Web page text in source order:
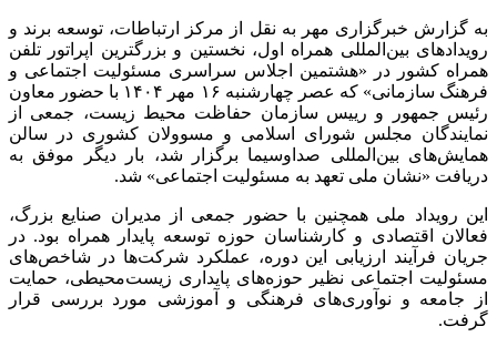
به گزارش خبرگزاری مهر به نقل از مرکز ارتباطات، توسعه برند و
رویدادهای بین‌المللی همراه اول، نخستین و بزرگترین اپراتور تلفن
همراه کشور در «هشتمین اجلاس سراسری مسئولیت اجتماعی و
فرهنگ سازمانی» که عصر چهارشنبه ۱۶ مهر ۱۴۰۴ با حضور معاون
رئیس جمهور و رییس سازمان حفاظت محیط زیست، جمعی از
نمایندگان مجلس شورای اسلامی و مسوولان کشوری در سالن
همایش‌های بین‌المللی صداوسیما برگزار شد، بار دیگر موفق به
دریافت «نشان ملی تعهد به مسئولیت اجتماعی» شد.
این رویداد ملی همچنین با حضور جمعی از مدیران صنایع بزرگ،
فعالان اقتصادی و کارشناسان حوزه توسعه پایدار همراه بود. در
جریان فرآیند ارزیابی این دوره، عملکرد شرکت‌ها در شاخص‌های
مسئولیت اجتماعی نظیر حوزه‌های پایداری زیست‌محیطی، حمایت
از جامعه و نوآوری‌های فرهنگی و آموزشی مورد بررسی قرار
گرفت.